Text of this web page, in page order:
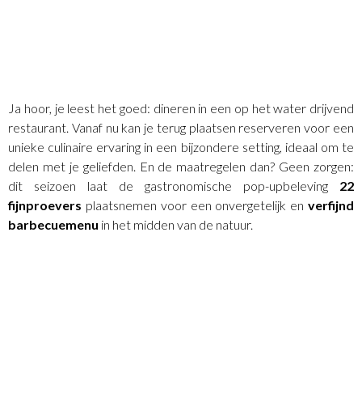
Ja hoor, je leest het goed: dineren in een op het water drijvend
restaurant. Vanaf nu kan je terug plaatsen reserveren voor een
unieke culinaire ervaring in een bijzondere setting, ideaal om te
delen met je geliefden. En de maatregelen dan? Geen zorgen:
dit seizoen laat de gastronomische pop-upbeleving 22
fijnproevers plaatsnemen voor een onvergetelijk en verfijnd
barbecuemenu in het midden van de natuur.